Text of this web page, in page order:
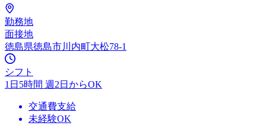
勤務地
面接地
徳島県徳島市川内町大松78-1
シフト
1日5時間 週2日からOK
交通費支給
未経験OK